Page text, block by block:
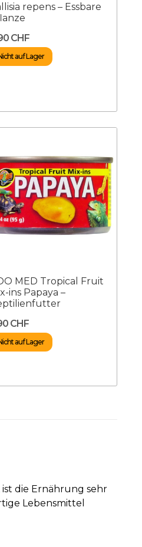
repens – Essbare
CHF
auf Lager
MED Tropical Fruit
ins Papaya –
CHF
auf Lager
ist die Ernährung sehr
Lebensmittel